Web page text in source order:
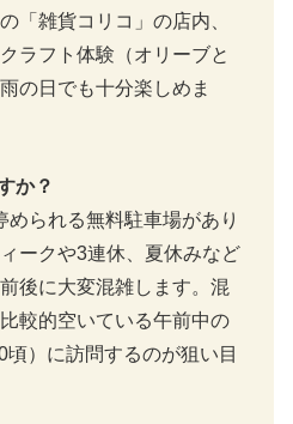
「雑貨コリコ」の店内、
ラフト体験（オリーブと
の日でも十分楽しめま
か？
められる無料駐車場があり
ークや3連休、夏休みなど
後に大変混雑します。混
較的空いている午前中の
）に訪問するのが狙い目